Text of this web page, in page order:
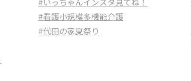
#看護小規模多機能介護
#代田の家夏祭り